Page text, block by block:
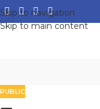
Skip to navigation
Skip to main content
PUBLIC